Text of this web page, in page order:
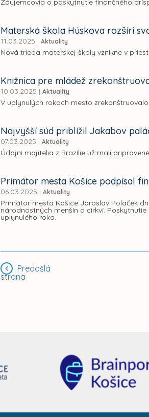
Záujemcovia o poskytnutie finančného
Materská škola Húskova rozšíri
11.03.2025 | Aktuality
Nová trieda materskej školy vznikne v
Knižnica pre mládež
10.03.2025 | Aktuality
V uplynulých rokoch mesto
Najvyšší súd priblížil Jakabov
07.03.2025 | Aktuality
Údajní majitelia z Brazílie už mali
Primátor mesta Košice podpísal
06.03.2025 | Aktuality
Primátor mesta Košice Jaroslav Polaček
národnostných menšín a cirkví.
uplynulého roka.
Predošlá
strana